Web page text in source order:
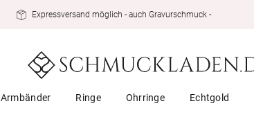
Expressversand möglich - auch Gravurschmuck -
Armbänder Ringe Ohrringe Echtgold